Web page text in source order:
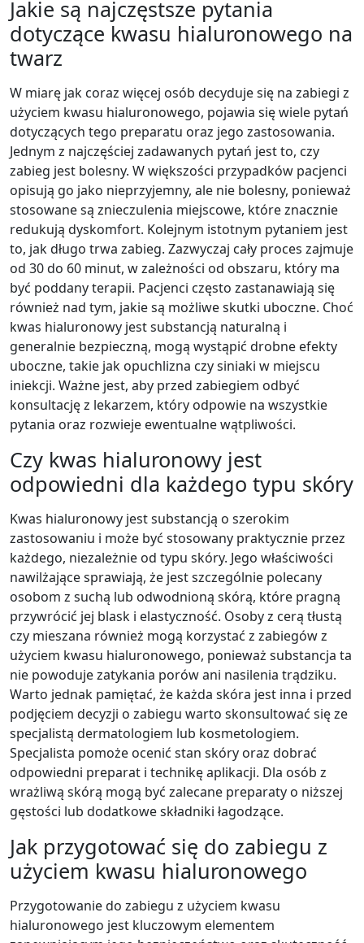
Jakie są najczęstsze pytania
dotyczące kwasu hialuronowego na
twarz
W miarę jak coraz więcej osób decyduje się na zabiegi z
użyciem kwasu hialuronowego, pojawia się wiele pytań
dotyczących tego preparatu oraz jego zastosowania.
Jednym z najczęściej zadawanych pytań jest to, czy
zabieg jest bolesny. W większości przypadków pacjenci
opisują go jako nieprzyjemny, ale nie bolesny, ponieważ
stosowane są znieczulenia miejscowe, które znacznie
redukują dyskomfort. Kolejnym istotnym pytaniem jest
to, jak długo trwa zabieg. Zazwyczaj cały proces zajmuje
od 30 do 60 minut, w zależności od obszaru, który ma
być poddany terapii. Pacjenci często zastanawiają się
również nad tym, jakie są możliwe skutki uboczne. Choć
kwas hialuronowy jest substancją naturalną i
generalnie bezpieczną, mogą wystąpić drobne efekty
uboczne, takie jak opuchlizna czy siniaki w miejscu
iniekcji. Ważne jest, aby przed zabiegiem odbyć
konsultację z lekarzem, który odpowie na wszystkie
pytania oraz rozwieje ewentualne wątpliwości.
Czy kwas hialuronowy jest
odpowiedni dla każdego typu skóry
Kwas hialuronowy jest substancją o szerokim
zastosowaniu i może być stosowany praktycznie przez
każdego, niezależnie od typu skóry. Jego właściwości
nawilżające sprawiają, że jest szczególnie polecany
osobom z suchą lub odwodnioną skórą, które pragną
przywrócić jej blask i elastyczność. Osoby z cerą tłustą
czy mieszana również mogą korzystać z zabiegów z
użyciem kwasu hialuronowego, ponieważ substancja ta
nie powoduje zatykania porów ani nasilenia trądziku.
Warto jednak pamiętać, że każda skóra jest inna i przed
podjęciem decyzji o zabiegu warto skonsultować się ze
specjalistą dermatologiem lub kosmetologiem.
Specjalista pomoże ocenić stan skóry oraz dobrać
odpowiedni preparat i technikę aplikacji. Dla osób z
wrażliwą skórą mogą być zalecane preparaty o niższej
gęstości lub dodatkowe składniki łagodzące.
Jak przygotować się do zabiegu z
użyciem kwasu hialuronowego
Przygotowanie do zabiegu z użyciem kwasu
hialuronowego jest kluczowym elementem